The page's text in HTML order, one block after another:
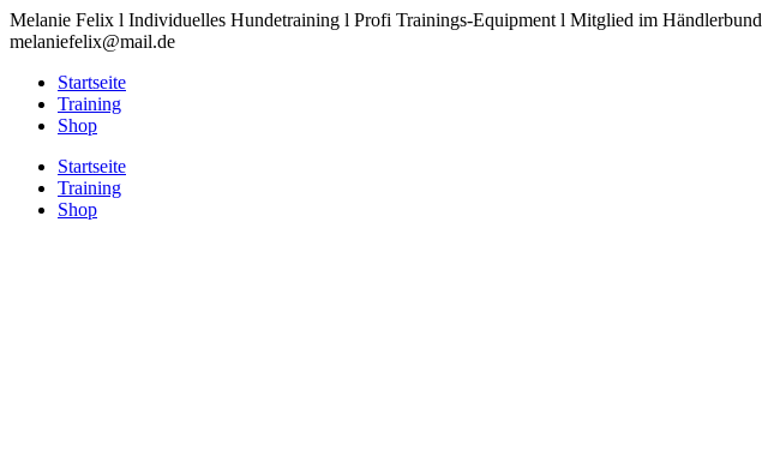
Zum
Inhalt
Melanie Felix l Individuelles Hundetraining l Profi Trainings-Equipment l Mitglied im Händlerbund
melaniefelix@mail.de
Startseite
Training
Shop
Startseite
Training
Shop